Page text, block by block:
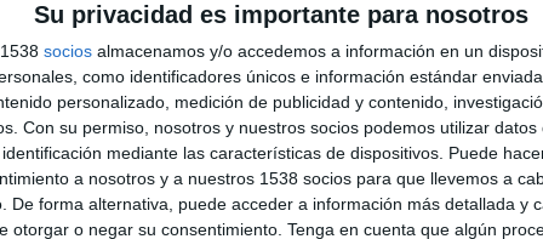
Su privacidad es importante para nosotros
socios almacenamos y/o accedemos a información en un
como identificadores únicos e información estándar
personalizado, medición de publicidad y contenido,
Con su permiso, nosotros y nuestros socios podemos utilizar datos
mediante las características de dispositivos. Puede
a nosotros y a nuestros 1538 socios para que llevemos a
De forma alternativa, puede acceder a información más detallada y
otorgar o negar su consentimiento. Tenga en cuenta que algún
de la presentación exclusivamente
Esta práctica está presente en el 94,9% de
la digitalización de los procedimientos
problemas técnicos en las plataformas pueden
algunas empresas.